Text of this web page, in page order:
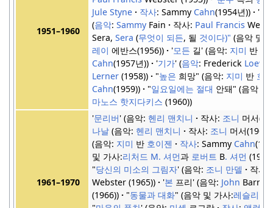
1951–1960
Jule Styne
작사: Sammy Cahn(1954년) "
음악: SammyFain 작사: Paul Francis
Sera, Sera (무엇이 되든, 될 것이다)" 음악 및
레이 에반스(1956) '모든 길' 음악: 지미 반
Cahn(1957년) '기가' 음악: Frederick Loewe
Lerner(1958) "높은 희망" 음악: 지미 반 호
Cahn(1959) "일요일에는 절대 안돼" 음악 및
마노스 핫지다키스 (1960)
1961–1970
'문리버' 음악: 헨리 맨치니 작사: 조니 머서
나날 음악: 헨리 맨치니 작사: 조니 머서(1962)
음악: 지미 반 호이젠 작사: Sammy Cahn
및 가사:리처드 M. 셔먼과 로버트 B. 셔먼 (1964
"당신의 미소의 그림자' 음악: 조니 만델 작사:
Webster (1965)
'본 프리' 음악: John Barry
(1966)
"동물과 대화" 음악 및 가사:레슬리 브